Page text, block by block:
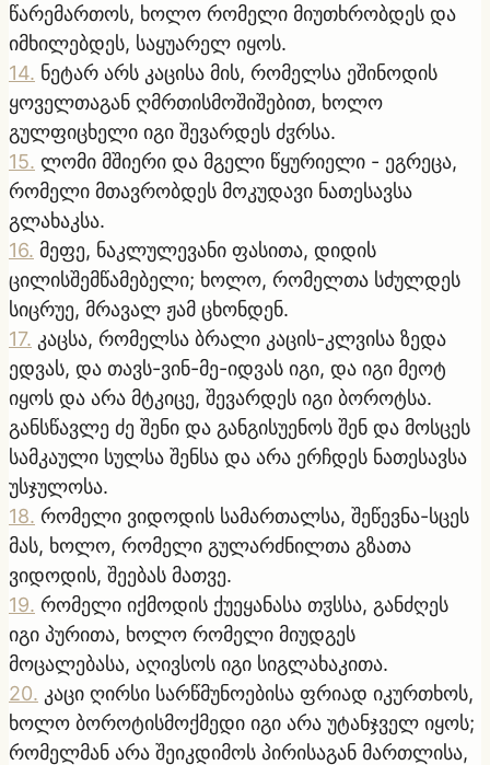
წარემართოს, ხოლო რომელი მიუთხრობდეს და
იმხილებდეს, საყუარელ იყოს.
14. ნეტარ არს კაცისა მის, რომელსა ეშინოდის
ყოველთაგან ღმრთისმოშიშებით, ხოლო
გულფიცხელი იგი შევარდეს ძჳრსა.
15. ლომი მშიერი და მგელი წყურიელი - ეგრეცა,
რომელი მთავრობდეს მოკუდავი ნათესავსა
გლახაკსა.
16. მეფე, ნაკლულევანი ფასითა, დიდის
ცილისშემწამებელი; ხოლო, რომელთა სძულდეს
სიცრუე, მრავალ ჟამ ცხონდენ.
17. კაცსა, რომელსა ბრალი კაცის-კლვისა ზედა
ედვას, და თავს-ვინ-მე-იდვას იგი, და იგი მეოტ
იყოს და არა მტკიცე, შევარდეს იგი ბოროტსა.
განსწავლე ძე შენი და განგისუენოს შენ და მოსცეს
სამკაული სულსა შენსა და არა ერჩდეს ნათესავსა
უსჯულოსა.
18. რომელი ვიდოდის სამართალსა, შეწევნა-სცეს
მას, ხოლო, რომელი გულარძნილთა გზათა
ვიდოდის, შეებას მათვე.
19. რომელი იქმოდის ქუეყანასა თჳსსა, განძღეს
იგი პურითა, ხოლო რომელი მიუდგეს
მოცალებასა, აღივსოს იგი სიგლახაკითა.
20. კაცი ღირსი სარწმუნოებისა ფრიად იკურთხოს,
ხოლო ბოროტისმოქმედი იგი არა უტანჯველ იყოს;
რომელმან არა შეიკდიმოს პირისაგან მართლისა,